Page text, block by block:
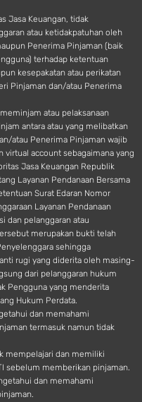
Jasa Keuangan, tidak
atau ketidakpatuhan oleh
Penerima Pinjaman (baik
terhadap ketentuan
kesepakatan atau perikatan
Pinjaman dan/atau Penerima
atau pelaksanaan
antara atau yang melibatkan
atau Penerima Pinjaman wajib
virtual account sebagaimana yang
Jasa Keuangan Republik
Layanan Pendanaan Bersama
Surat Edaran Nomor
Layanan Pendanaan
dan pelanggaran atau
merupakan bukti telah
sehingga
rugi yang diderita oleh masing-
dari pelanggaran hukum
Pengguna yang menderita
Hukum Perdata.
dan memahami
termasuk namun tidak
mempelajari dan memiliki
sebelum memberikan pinjaman.
dan memahami